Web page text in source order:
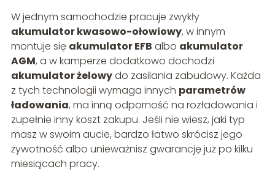
W jednym samochodzie pracuje zwykły
akumulator kwasowo-ołowiowy, w innym
montuje się akumulator EFB albo akumulator
AGM, a w kamperze dodatkowo dochodzi
akumulator żelowydo zasilania zabudowy. Każda
z tych technologii wymaga innych parametrów
ładowania, ma inną odporność na rozładowania i
zupełnie inny koszt zakupu. Jeśli nie wiesz, jaki typ
masz w swoim aucie, bardzo łatwo skrócisz jego
żywotność albo unieważnisz gwarancję już po kilku
miesiącach pracy.